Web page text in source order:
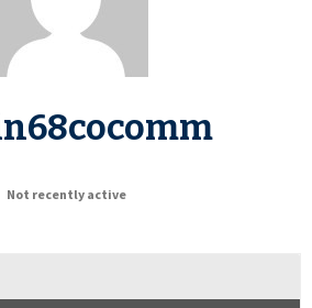
Not recently active